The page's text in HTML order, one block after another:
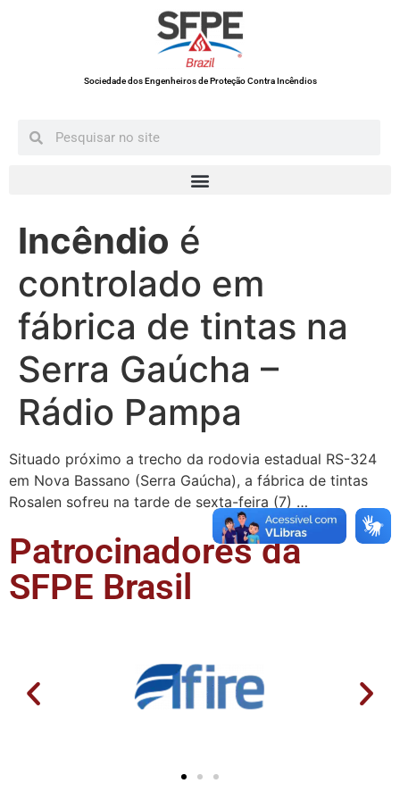
Sociedade dos Engenheiros de Proteção Contra Incêndios
Incêndio é
controlado em
fábrica de tintas na
Serra Gaúcha –
Rádio Pampa
Situado próximo a trecho da rodovia estadual RS-324
em Nova Bassano (Serra Gaúcha), a fábrica de tintas
Rosalen sofreu na tarde de sexta-feira (7) …
Patrocinadores da
SFPE Brasil